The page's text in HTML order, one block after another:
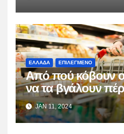
ΕΛΛΑΔΑ ΕΠΙΛΕΓΜΕΝΟ
Από πού κόβουν
να τα βγάλουν
JAN 11, 2024